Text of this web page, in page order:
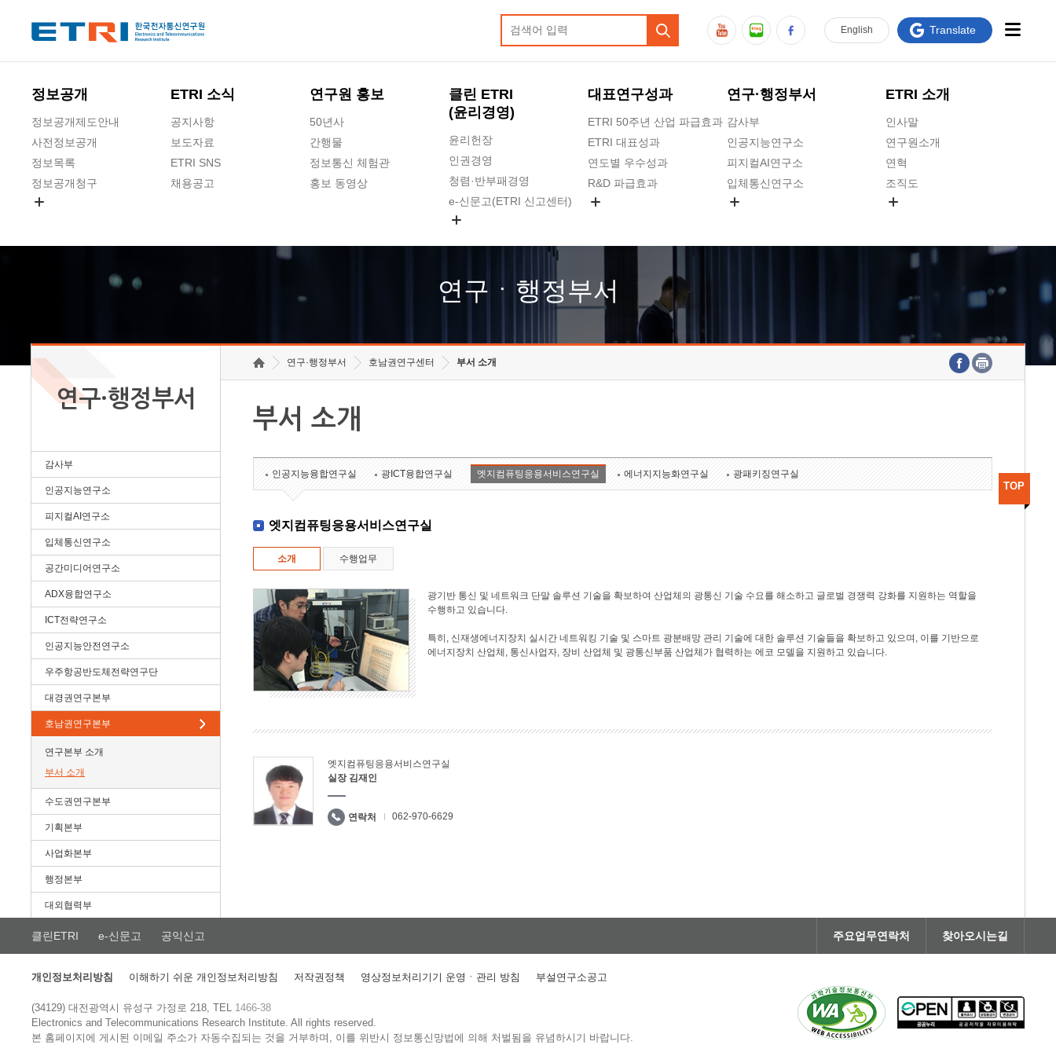
정보공개
정보공개제도안내
사전정보공개
정보목록
정보공개청구
ETRI 소식
공지사항
보도자료
ETRI SNS
채용공고
연구원 홍보
50년사
간행물
정보통신 체험관
홍보 동영상
클린 ETRI
(윤리경영)
윤리헌장
인권경영
청렴·반부패경영
e-신문고(ETRI 신고센터)
고객의소리
수의계약 현황
대표연구성과
ETRI 50주년 산업 파급효과
ETRI 대표성과
연도별 우수성과
R&D 파급효과
연구·행정부서
감사부
인공지능연구소
피지컬AI연구소
입체통신연구소
호남권연구본부
기획본부
ETRI 소개
인사말
연구원소개
연혁
조직도
연구원 고객헌장
주요업무연락처
English Translate
연구ㆍ행정부서
연구·행정부서
감사부
인공지능연구소
피지컬AI연구소
입체통신연구소
공간미디어연구소
ADX융합연구소
ICT전략연구소
인공지능안전연구소
우주항공반도체전략연구단
대경권연구본부
호남권연구본부
연구본부 소개
부서 소개
수도권연구본부
기획본부
사업화본부
행정본부
대외협력부
연구·행정부서 호남권연구센터 부서 소개
부서 소개
인공지능융합연구실 광ICT융합연구실 엣지컴퓨팅응용서비스연구실 에너지지능화연구실 광패키징연구실
엣지컴퓨팅응용서비스연구실
소개 수행업무
광기반 통신 및 네트워크 단말 솔루션 기술을 확보하여 산업체의 광통신 기술 수요를 해소하고 글로벌 경쟁력 강화를 지원하는 역할을
수행하고 있습니다.
특히, 신재생에너지장치 실시간 네트워킹 기술 및 스마트 광분배망 관리 기술에 대한 솔루션 기술들을 확보하고 있으며, 이를 기반으로
에너지장치 산업체, 통신사업자, 장비 산업체 및 광통신부품 산업체가 협력하는 에코 모델을 지원하고 있습니다.
엣지컴퓨팅응용서비스연구실
실장 김재인
연락처 062-970-6629
TOP
클린ETRI e-신문고 공익신고 주요업무연락처 찾아오시는길
개인정보처리방침 이해하기 쉬운 개인정보처리방침 저작권정책 영상정보처리기기 운영ㆍ관리 방침 부설연구소공고
(34129) 대전광역시 유성구 가정로 218, TEL 1466-38
Electronics and Telecommunications Research Institute.All rights reserved.
본 홈페이지에 게시된 이메일 주소가 자동수집되는 것을 거부하며, 이를 위반시 정보통신망법에 의해 처벌됨을 유념하시기 바랍니다.